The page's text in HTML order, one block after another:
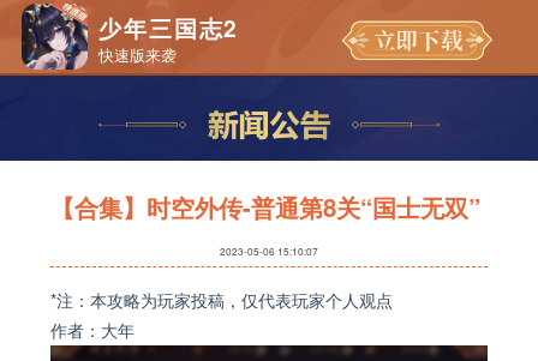
少年三国志2
快速版来袭
【合集】时空外传-普通第8关“国士无双”
2023-05-06 15:10:07
*注：本攻略为玩家投稿，仅代表玩家个人观点
作者：大年